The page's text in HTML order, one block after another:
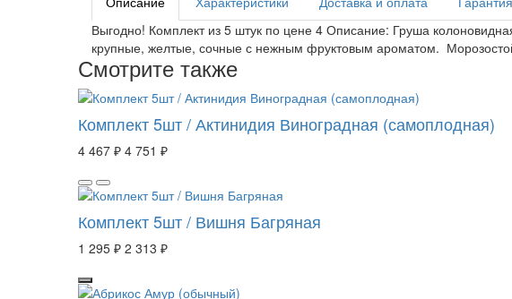
Выгодно! Комплект из 5 штук по цене 4 Описание: Груша
крупные, желтые, сочные с нежным фруктовым ароматом.
Смотрите также
Комплект 5шт / Актинидия Виноградная (самоплодная)
4 467 ₽ 4 751 ₽
Комплект 5шт / Вишня Багряная
1 295 ₽ 2 313 ₽